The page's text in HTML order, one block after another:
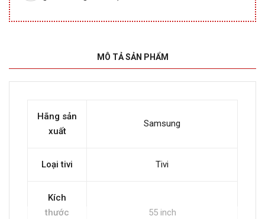
MÔ TẢ SẢN PHẨM
Hãng sản
xuất
Samsung
Loại tivi Tivi
Kích
thước
55 inch